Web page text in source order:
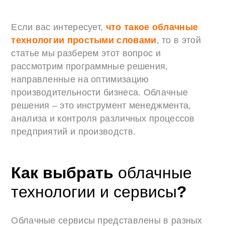
Если вас интересует, что такое облачные
технологии простыми словами, то в этой
статье мы разберем этот вопрос и
рассмотрим программные решения,
направленные на оптимизацию
производительности бизнеса. Облачные
решения – это инструмент менеджмента,
анализа и контроля различных процессов
предприятий и производств.
Как выбрать облачные
технологии и сервисы?
Облачные сервисы представлены в разных